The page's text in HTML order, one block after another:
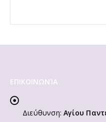
ΕΠΙΚΟΙΝΩΝΊΑ
Διεύθυνση: Αγίου